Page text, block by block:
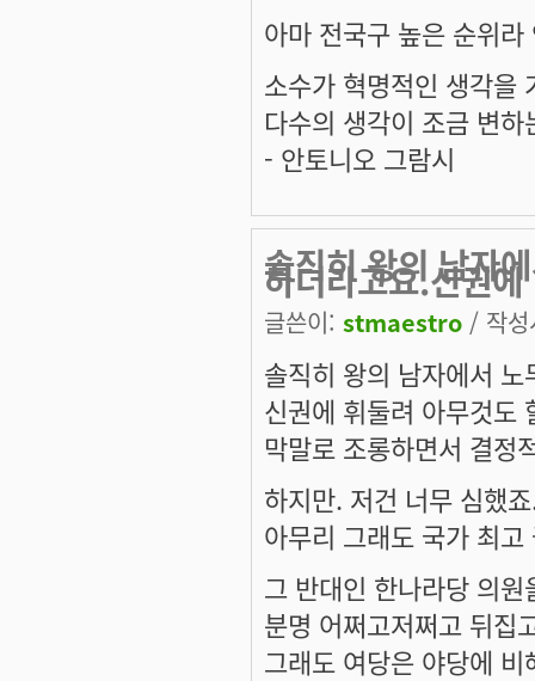
아마 전국구 높은 순위
소수가 혁명적인 생각을
다수의 생각이 조금 변
- 안토니오 그람시
솔직히 왕의 남자
하더라고요.신권에
글쓴이: stmaestro / 작
솔직히 왕의 남자에서
신권에 휘둘려 아무것도
막말로 조롱하면서 결정
하지만. 저건 너무 심했
아무리 그래도 국가 최고
그 반대인 한나라당 의
분명 어쩌고저쩌고 뒤집
그래도 여당은 야당에